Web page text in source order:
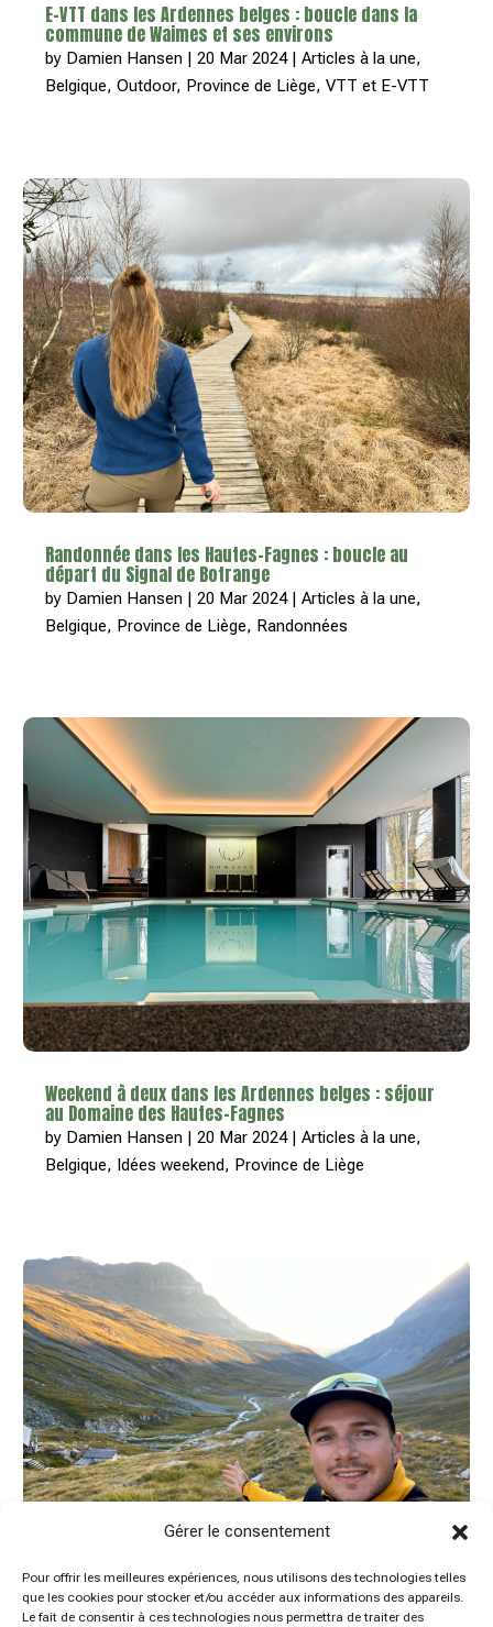
Gérer le consentement
Pour offrir les meilleures expériences, nous utilisons des technologies telles
que les cookies pour stocker et/ou accéder aux informations des appareils.
Le fait de consentir à ces technologies nous permettra de traiter des
E-VTT dans les Ardennes belges : boucle dans la
commune de Waimes et ses environs
by Damien Hansen |20 Mar 2024|Articles à la une,
Belgique,Outdoor, Province de Liège,VTT et E-VTT
Randonnée dans les Hautes-Fagnes : boucle au
départ du Signal de Botrange
by Damien Hansen |20 Mar 2024|Articles à la une,
Belgique, Province de Liège, Randonnées
Weekend à deux dans les Ardennes belges : séjour
au Domaine des Hautes-Fagnes
by Damien Hansen |20 Mar 2024|Articles à la une,
Belgique, Idées weekend, Province de Liège